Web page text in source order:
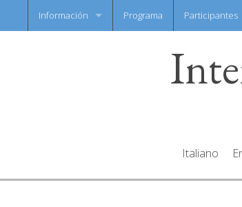
Información Programa Participantes
Italiano